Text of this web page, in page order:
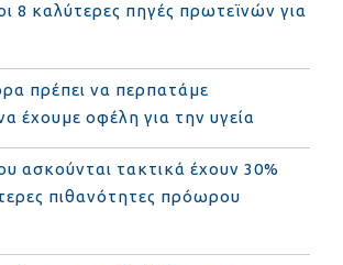
οι 8 καλύτερες πηγές πρωτεϊνών για
πρέπει να περπατάμε
έχουμε οφέλη για την υγεία
ασκούνται τακτικά έχουν 30%
πιθανότητες πρόωρου